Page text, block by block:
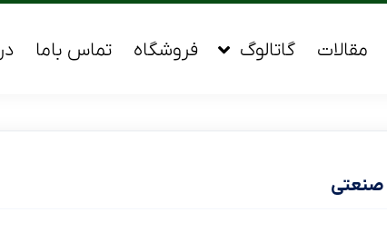
مقالات گاتالوگ فروشگاه تماس باما
صنعتی